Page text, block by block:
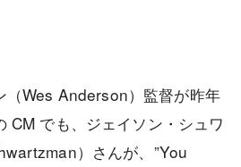
（Wes Anderson）監督が昨年
CM でも、ジェイソン・シュワ
）さんが、”You